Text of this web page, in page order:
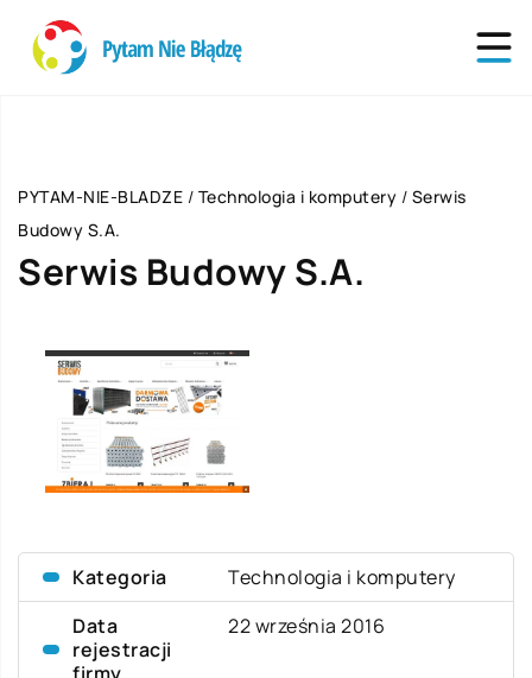
PYTAM-NIE-BLADZE / Technologia i komputery / Serwis
Budowy S.A.
Serwis Budowy S.A.
Kategoria
Technologia i komputery
Data
rejestracji
22 września 2016